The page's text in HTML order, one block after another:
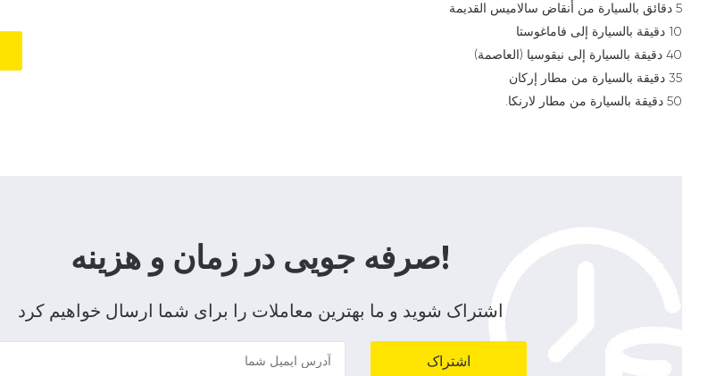
5 دقائق بالسيارة من أنقاض سالاميس القديمة
10 دقيقة بالسيارة إلى فاماغوستا
40 دقيقة بالسيارة إلى نيقوسيا (العاصمة)
35 دقيقة بالسيارة من مطار إركان
50 دقيقة بالسيارة من مطار لارنكا.
صرفه جویی در زمان و هزینه!
اشتراک شوید و ما بهترین معاملات را برای شما ارسال خواهیم کرد
اشتراک